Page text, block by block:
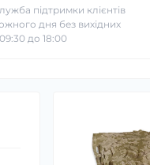
підтримки клієнтів
дня без вихідних
до 18:00